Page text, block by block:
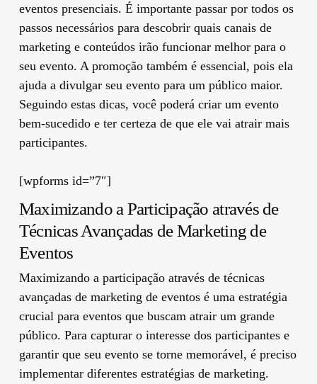
eventos presenciais. É importante passar por todos os
passos necessários para descobrir quais canais de
marketing e conteúdos irão funcionar melhor para o
seu evento. A promoção também é essencial, pois ela
ajuda a divulgar seu evento para um público maior.
Seguindo estas dicas, você poderá criar um evento
bem-sucedido e ter certeza de que ele vai atrair mais
participantes.
[wpforms id=”7″]
Maximizando a Participação através de
Técnicas Avançadas de Marketing de
Eventos
Maximizando a participação através de técnicas
avançadas de marketing de eventos é uma estratégia
crucial para eventos que buscam atrair um grande
público. Para capturar o interesse dos participantes e
garantir que seu evento se torne memorável, é preciso
implementar diferentes estratégias de marketing.